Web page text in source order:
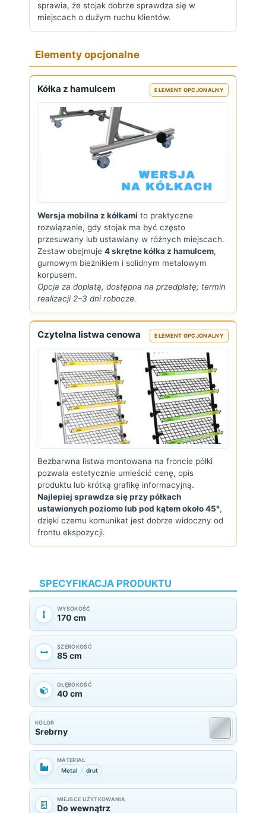
sprawia, że stojak dobrze sprawdza się w
miejscach o dużym ruchu klientów.
Elementy opcjonalne
Kółka z hamulcem ELEMENT OPCJONALNY
Wersja mobilna z kółkami to praktyczne
rozwiązanie, gdy stojak ma być często
przesuwany lub ustawiany w różnych miejscach.
Zestaw obejmuje 4 skrętne kółka z hamulcem,
gumowym bieżnikiem i solidnym metalowym
korpusem.
Opcja za dopłatą, dostępna na przedpłatę; termin
realizacji 2–3 dni robocze.
Czytelna listwa cenowa ELEMENT OPCJONALNY
Bezbarwna listwa montowana na froncie półki
pozwala estetycznie umieścić cenę, opis
produktu lub krótką grafikę informacyjną.
Najlepiej sprawdza się przy półkach
ustawionych poziomo lub pod kątem około 45°,
dzięki czemu komunikat jest dobrze widoczny od
frontu ekspozycji.
SPECYFIKACJA PRODUKTU
WYSOKOŚĆ
170 cm
SZEROKOŚĆ
85 cm
GŁĘBOKOŚĆ
40 cm
KOLOR
Srebrny
MATERIAŁ
Metal drut
MIEJSCE UŻYTKOWANIA
Do wewnątrz